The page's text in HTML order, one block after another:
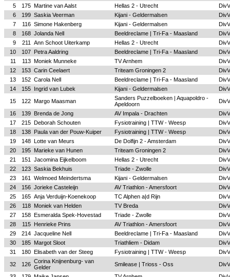
5
175 Martine van Aalst Hellas 2 - Utrecht
DivV
6
199 Saskia Veerman Kijani - Geldermalsen
DivV
7
116 Simone Hakenberg Kijani - Geldermalsen
DivV
8
168 Jolanda Nell Beeldreclame | Tri-Fa - Maasland
DivV
9
211 Ann Schoot Uiterkamp Hellas 2 - Utrecht
DivV
10
107 Petra Aaldring Beeldreclame | Tri-Fa - Maasland
DivV
11
113 Moniek Munneke TV Arnhem
DivV
12
153 Carin Ceelaert Triteam Groningen 2
DivV
13
152 Carola Nell Beeldreclame | Tri-Fa - Maasland
DivV
14
155 Ingrid van Lubek Kijani - Geldermalsen
DivV
15
122 Margo Maasman
Sanders Puzzelboeken | Aquapoldro -
Apeldoorn
DivV
16
139 Brenda de Jong AV Impala - Drachten
DivV
17
215 Deborah Schouten Fysiotraining | TTW - Weesp
DivV
18
138 Paula van der Pouw-Kuiper Fysiotraining | TTW - Weesp
DivV
19
148 Lotte van Meurs De Dolfijn 2 - Amsterdam
DivV
20
195 Marieke van Hunen Triteam Groningen 2
DivV
21
151 Jacomina Eijkelboom Hellas 2 - Utrecht
DivV
22
123 Saskia Bekhuis Triade - Zwolle
DivV
23
161 Welmoed Meindertsma Kijani - Geldermalsen
DivV
24
156 Jorieke Casteleijn AV Triathlon - Amersfoort
DivV
25
165 Anja Verduijn-Koenekoop TC Alphen a|d Rijn
DivV
26
118 Moniek van Helden TV Breda
DivV
27
158 Esmeralda Spek-Hovestad Triade - Zwolle
DivV
28
115 Henrieke Prins AV Triathlon - Amersfoort
DivV
29
214 Jacqueline Nell Beeldreclame | Tri-Fa - Maasland
DivV
30
185 Margot Sloot Triathliem - Didam
DivV
31
180 Elisabeth van der Steeg Fysiotraining | TTW - Weesp
DivV
32
126 Corina Knijnenburg- van
Gelder
Smilease | Trioss - Oss
DivV